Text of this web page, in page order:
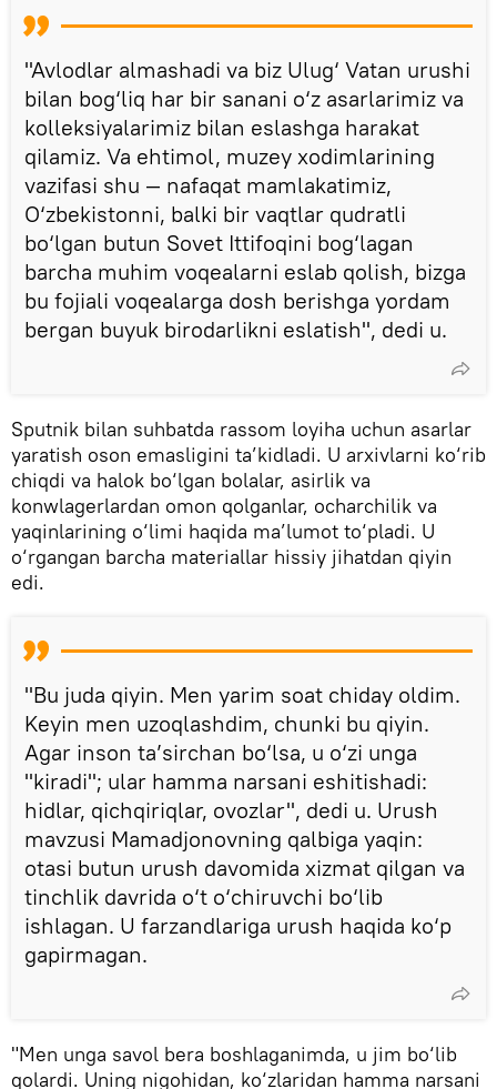
"Avlodlar almashadi va biz Ulug‘ Vatan urushi
bilan bog‘liq har bir sanani o‘z asarlarimiz va
kolleksiyalarimiz bilan eslashga harakat
qilamiz. Va ehtimol, muzey xodimlarining
vazifasi shu — nafaqat mamlakatimiz,
O‘zbekistonni, balki bir vaqtlar qudratli
bo‘lgan butun Sovet Ittifoqini bog‘lagan
barcha muhim voqealarni eslab qolish, bizga
bu fojiali voqealarga dosh berishga yordam
bergan buyuk birodarlikni eslatish", dedi u.
Sputnik bilan suhbatda rassom loyiha uchun asarlar
yaratish oson emasligini ta’kidladi. U arxivlarni ko‘rib
chiqdi va halok bo‘lgan bolalar, asirlik va
konwlagerlardan omon qolganlar, ocharchilik va
yaqinlarining o‘limi haqida ma’lumot to‘pladi. U
o‘rgangan barcha materiallar hissiy jihatdan qiyin
edi.
"Bu juda qiyin. Men yarim soat chiday oldim.
Keyin men uzoqlashdim, chunki bu qiyin.
Agar inson ta’sirchan bo‘lsa, u o‘zi unga
"kiradi"; ular hamma narsani eshitishadi:
hidlar, qichqiriqlar, ovozlar", dedi u. Urush
mavzusi Mamadjonovning qalbiga yaqin:
otasi butun urush davomida xizmat qilgan va
tinchlik davrida o‘t o‘chiruvchi bo‘lib
ishlagan. U farzandlariga urush haqida ko‘p
gapirmagan.
"Men unga savol bera boshlaganimda, u jim bo‘lib
qolardi. Uning nigohidan, ko‘zlaridan hamma narsani